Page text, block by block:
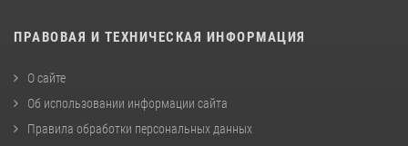
ПРАВОВАЯ И ТЕХНИЧЕСКАЯ ИНФОРМАЦИЯ
О сайте
Об использовании информации сайта
Правила обработки персональных данных